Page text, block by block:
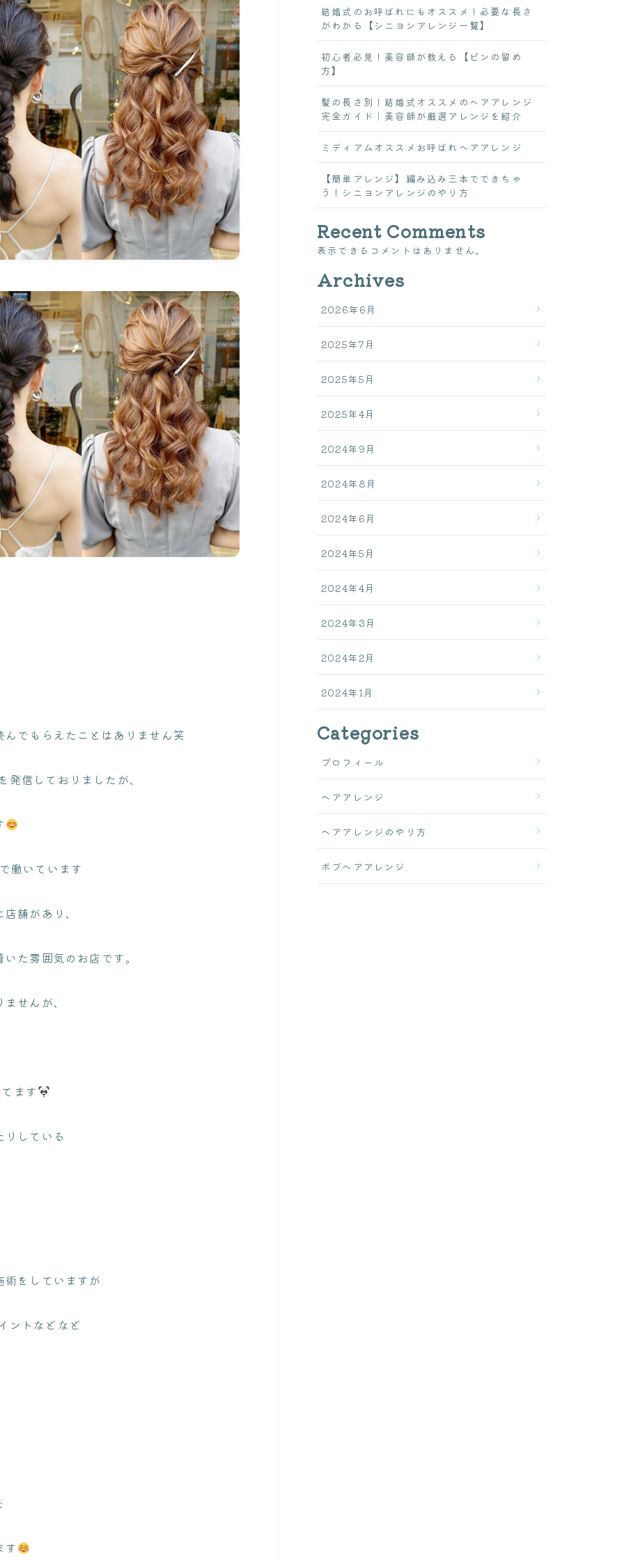
でもらえたことはありません笑
信しておりましたが、
いています
舗があり、
た雰囲気のお店です。
せんが、
ます
している
をしていますが
ントなどなど
す
結婚式のお呼ばれにもオススメ！必要な長さ
がわかる【シニヨンアレンジ一覧】
初心者必見！美容師が教える【ピンの留め
方】
髪の長さ別！結婚式オススメのヘアアレンジ
完全ガイド｜美容師が厳選アレンジを紹介
ミディアムオススメお呼ばれヘアアレンジ
【簡単アレンジ】編み込み三本でできちゃ
う！シニヨンアレンジのやり方
Recent Comments
表示できるコメントはありません。
Archives
2026年6月
2025年7月
2025年5月
2025年4月
2024年9月
2024年8月
2024年6月
2024年5月
2024年4月
2024年3月
2024年2月
2024年1月
Categories
プロフィール
ヘアアレンジ
ヘアアレンジのやり方
ボブヘアアレンジ